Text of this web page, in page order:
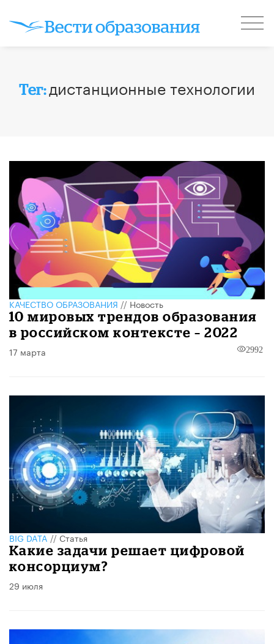
Тег:дистанционные технологии
КАЧЕСТВО ОБРАЗОВАНИЯ//Новость
10 мировых трендов образования
в российском контексте – 2022
17 марта 2992
BIG DATA//Статья
​Какие задачи решает цифровой
консорциум?
29 июля